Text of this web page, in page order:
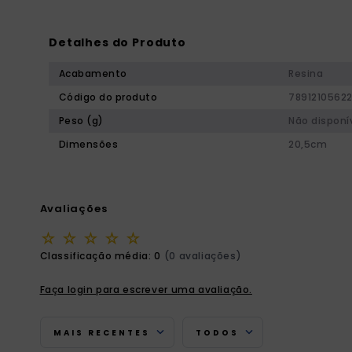
Detalhes do Produto
Acabamento
Resina
Código do produto
Peso (g)
Não
Dimensões
20,5cm
Avaliações
☆ ☆ ☆ ☆ ☆
Classificação média: 0 (0 avaliações)
Faça login para escrever uma avaliação.
MAIS RECENTES TODOS